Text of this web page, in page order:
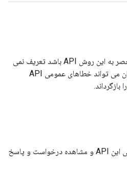
API هیچ پیام خطایی را که منحصر به این روش API باشد تعریف نمی
کند. با این حال، این روش همچنان می تواند خطاهای عمومی API
را بازگرداند.
برای فراخوانی این API و مشاهده درخواست و پاسخ